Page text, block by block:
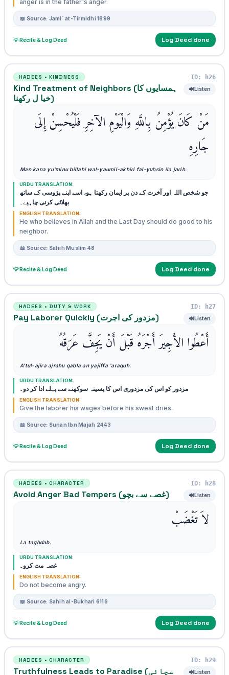
anger is in the father's anger.
📖 Source: Jami` at-Tirmidhi 1899
💡 Recite & Log Deed Log Deed done
HADEES • KINDNESS ID: h26
Kind Treatment of Neighbors (ہمسایوں کا
خیا ل رکھنا)
🔊Listen
مَنْ كَانَ يُؤْمِنُ بِاللَّهِ وَالْيَوْمِ الآخِرِ فَلْيُحْسِنْ إِلَى
جَارِهِ
Man kana yu'minu billahi wal-yaumil-akhiri fal-yuhsin ila jarih.
URDU TRANSLATION:
جو شخص اللہ اور آخرت کے دن پر ایمان رکھتا ہو، اسے اپنے پڑوسی کے ساتھ
بھلائی کرنی چاہیے۔
ENGLISH TRANSLATION:
He who believes in Allah and the Last Day should do good to his
neighbor.
📖 Source: Sahih Muslim 48
💡 Recite & Log Deed Log Deed done
HADEES • DUTY & WORK ID: h27
Pay Laborer Quickly (مزدور کی اجرت) 🔊Listen
أَعْطُوا الأَجِيرَ أَجْرَهُ قَبْلَ أَنْ يَجِفَّ عَرَقُهُ
A'tul-ajira ajrahu qabla an yajiffa 'araquh.
URDU TRANSLATION:
مزدور کو اس کی مزدوری اس کا پسینہ سوکھنے سے پہلے ادا کر دو۔
ENGLISH TRANSLATION:
Give the laborer his wages before his sweat dries.
📖 Source: Sunan Ibn Majah 2443
💡 Recite & Log Deed Log Deed done
HADEES • CHARACTER ID: h28
Avoid Anger Bad Tempers (غصے سے بچو) 🔊Listen
لاَ تَغْضَبْ
La taghdab.
URDU TRANSLATION:
غصہ مت کرو۔
ENGLISH TRANSLATION:
Do not become angry.
📖 Source: Sahih al-Bukhari 6116
💡 Recite & Log Deed Log Deed done
HADEES • CHARACTER ID: h29
Truthfulness Leads to Paradise (سچائی
🔊Listen